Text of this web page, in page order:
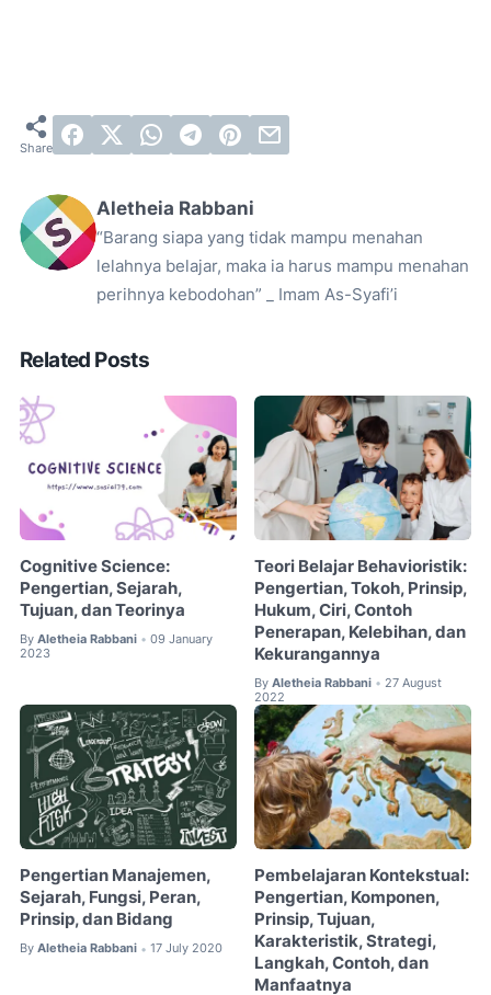
Aletheia Rabbani
“Barang siapa yang tidak mampu menahan
lelahnya belajar, maka ia harus mampu menahan
perihnya kebodohan” _ Imam As-Syafi’i
Related Posts
Cognitive Science:
Pengertian, Sejarah,
Tujuan, dan Teorinya
By Aletheia Rabbani • 09 January
2023
Teori Belajar Behavioristik:
Pengertian, Tokoh, Prinsip,
Hukum, Ciri, Contoh
Penerapan, Kelebihan, dan
Kekurangannya
By Aletheia Rabbani • 27 August
2022
Pengertian Manajemen,
Sejarah, Fungsi, Peran,
Prinsip, dan Bidang
By Aletheia Rabbani • 17 July 2020
Pembelajaran Kontekstual:
Pengertian, Komponen,
Prinsip, Tujuan,
Karakteristik, Strategi,
Langkah, Contoh, dan
Manfaatnya